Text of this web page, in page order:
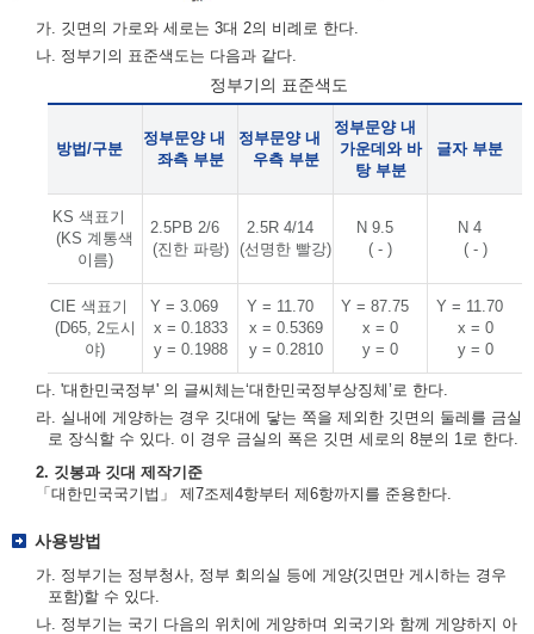
가. 깃면의 가로와 세로는 3대 2의 비례로 한다.
나. 정부기의 표준색도는 다음과 같다.
정부기의 표준색도
방법/구분
정부문양 내
좌측 부분
정부문양 내
우측 부분
정부문양 내
가운데와 바
탕 부분
글자 부분
KS 색표기
(KS 계통색
이름)
2.5PB 2/6
(진한 파랑)
2.5R 4/14
(선명한 빨강)
N 9.5
( - )
N 4
( - )
CIE 색표기
(D65, 2도시
야)
Y = 3.069
x = 0.1833
y = 0.1988
Y = 11.70
x = 0.5369
y = 0.2810
Y = 87.75
x = 0
y = 0
Y = 11.70
x = 0
y = 0
다. '대한민국정부' 의 글씨체는‘대한민국정부상징체’로 한다.
라. 실내에 게양하는 경우 깃대에 닿는 쪽을 제외한 깃면의 둘레를 금실
로 장식할 수 있다. 이 경우 금실의 폭은 깃면 세로의 8분의 1로 한다.
2. 깃봉과 깃대 제작기준
「대한민국국기법」 제7조제4항부터 제6항까지를 준용한다.
사용방법
가. 정부기는 정부청사, 정부 회의실 등에 게양(깃면만 게시하는 경우
포함)할 수 있다.
나. 정부기는 국기 다음의 위치에 게양하며 외국기와 함께 게양하지 아